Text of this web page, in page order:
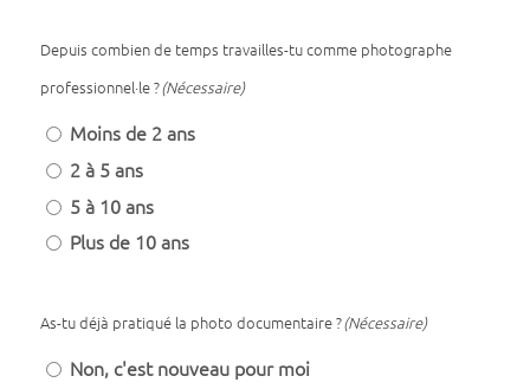
Depuis combien de temps travailles-tu comme photographe
professionnel·le ?(Nécessaire)
Moins de 2 ans
2 à 5 ans
5 à 10 ans
Plus de 10 ans
As-tu déjà pratiqué la photo documentaire ?(Nécessaire)
Non, c'est nouveau pour moi